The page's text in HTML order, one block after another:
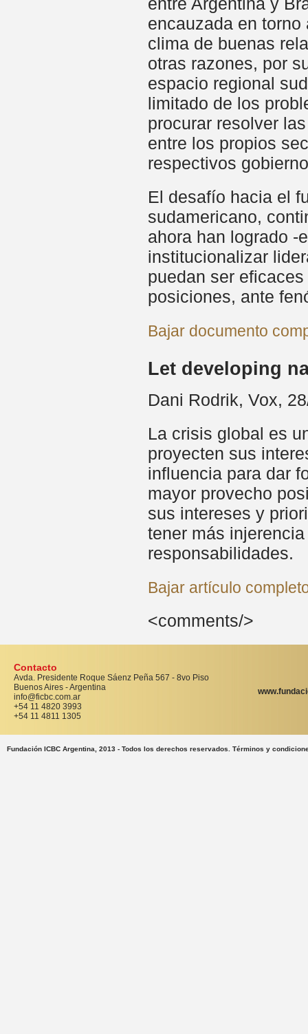
encauzada en
clima de buenas
otras razones, por
espacio regional
limitado de los
procurar resolver
entre los propios
respectivos
El desafío hacia el
sudamericano,
ahora han logrado -
institucionalizar
puedan ser
posiciones, ante
Bajar documento
Let developing
Dani Rodrik, Vox,
La crisis global es
proyecten sus
influencia para dar
mayor provecho
sus intereses y
tener más
responsabilidades.
Bajar artículo
<comments/>
Contacto
Avda. Presidente Roque Sáenz Peña 567 - 8vo Piso
Buenos Aires - Argentina
info@ficbc.com.ar
+54 11 4820 3993
+54 11 4811 1305
Fundación ICBC Argentina, 2013 - Todos los derechos reservados. Términos y